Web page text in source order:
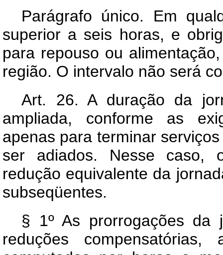
Parágrafo único. Em
superior a seis horas, e
para repouso ou
região. O intervalo não será
Art. 26. A duração da
ampliada, conforme as
apenas para terminar
ser adiados. Nesse caso,
redução equivalente da
subseqüentes.
§ 1º As prorrogações da
reduções